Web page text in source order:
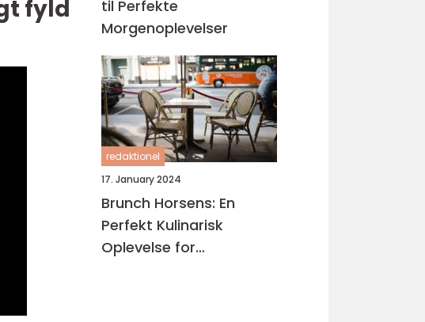
fyld
til Perfekte
Morgenoplevelser
redaktionel
17. January 2024
Brunch Horsens: En
Perfekt Kulinarisk
Oplevelse for